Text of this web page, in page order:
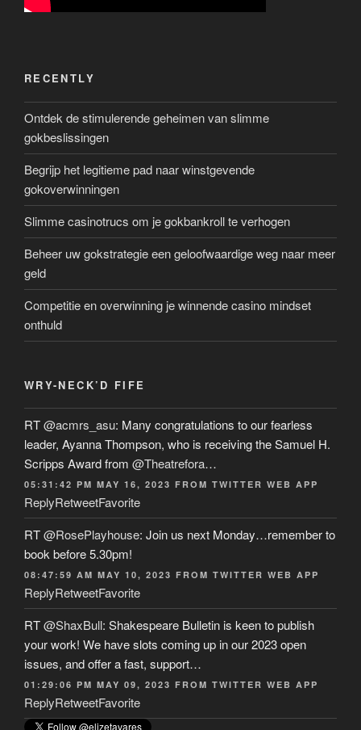
RECENTLY
Ontdek de stimulerende geheimen van slimme
gokbeslissingen
Begrijp het legitieme pad naar winstgevende
gokoverwinningen
Slimme casinotrucs om je gokbankroll te verhogen
Beheer uw gokstrategie een geloofwaardige weg naar meer
geld
Competitie en overwinning je winnende casino mindset
onthuld
WRY-NECK’D FIFE
RT@acmrs_asu: Many congratulations to our fearless
leader, Ayanna Thompson, who is receiving the Samuel H.
Scripps Award from @Theatrefora…
05:31:42 PM MAY 16, 2023 FROM TWITTER WEB APP
ReplyRetweetFavorite
RT@RosePlayhouse: Join us next Monday…remember to
book before 5.30pm!
08:47:59 AM MAY 10, 2023 FROM TWITTER WEB APP
ReplyRetweetFavorite
RT@ShaxBull: Shakespeare Bulletin is keen to publish
your work! We have slots coming up in our 2023 open
issues, and offer a fast, support…
01:29:06 PM MAY 09, 2023 FROM TWITTER WEB APP
ReplyRetweetFavorite